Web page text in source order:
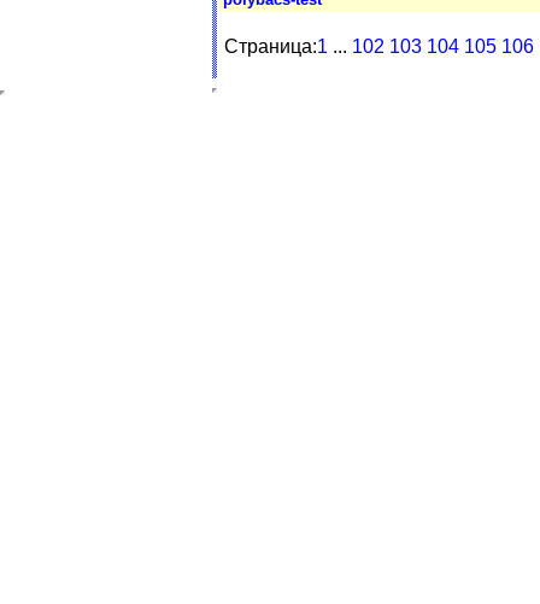
Страница:1 ... 102 103 104 105 106